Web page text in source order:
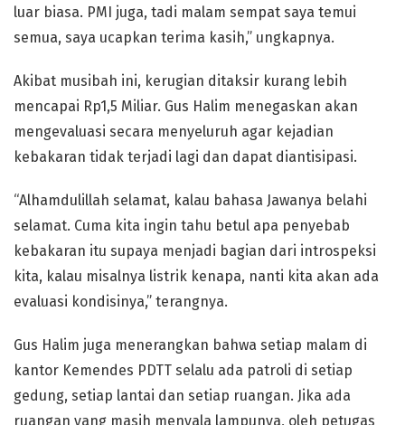
luar biasa. PMI juga, tadi malam sempat saya temui
semua, saya ucapkan terima kasih,” ungkapnya.
Akibat musibah ini, kerugian ditaksir kurang lebih
mencapai Rp1,5 Miliar. Gus Halim menegaskan akan
mengevaluasi secara menyeluruh agar kejadian
kebakaran tidak terjadi lagi dan dapat diantisipasi.
“Alhamdulillah selamat, kalau bahasa Jawanya belahi
selamat. Cuma kita ingin tahu betul apa penyebab
kebakaran itu supaya menjadi bagian dari introspeksi
kita, kalau misalnya listrik kenapa, nanti kita akan ada
evaluasi kondisinya,” terangnya.
Gus Halim juga menerangkan bahwa setiap malam di
kantor Kemendes PDTT selalu ada patroli di setiap
gedung, setiap lantai dan setiap ruangan. Jika ada
ruangan yang masih menyala lampunya, oleh petugas